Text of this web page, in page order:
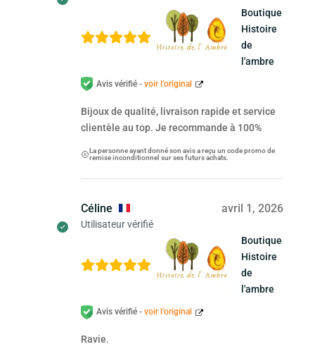
Boutique
Histoire
de
l'ambre
Avis vérifié - voir l’original
Bijoux de qualité, livraison rapide et service
clientèle au top. Je recommande à 100%
La personne ayant donné son avis a reçu un code promo de
remise inconditionnel sur ses futurs achats.
Céline
Utilisateur vérifié
avril 1, 2026
Boutique
Histoire
de
l'ambre
Avis vérifié - voir l’original
Ravie.